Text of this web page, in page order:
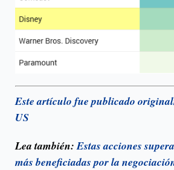
Este artículo fue publicado
US
Lea también:Estas acciones
más beneficiadas por la